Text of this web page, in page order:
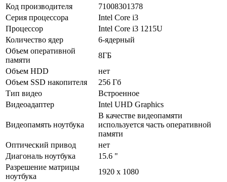
Код производителя
71008301378
Серия процессора
Intel Core i3
Процессор
Intel Core i3 1215U
Количество ядер
6-ядерный
Объем оперативной
памяти
8ГБ
Объем HDD
нет
Объем SSD накопителя
256 Гб
Тип видео
Встроенное
Видеоадаптер
Intel UHD Graphics
Видеопамять ноутбука
В качестве видеопамяти
используется часть оперативной
памяти
Оптический привод
нет
Диагональ ноутбука
15.6 "
Разрешение матрицы
ноутбука
1920 x 1080